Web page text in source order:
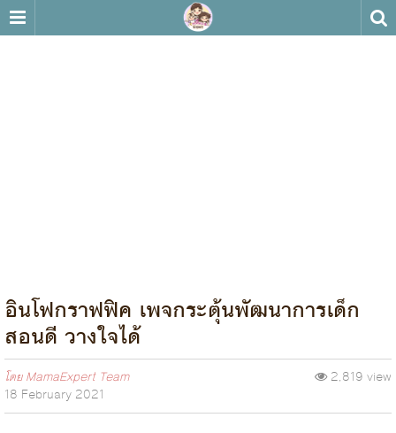
อินโฟกราฟฟิค เพจกระตุ้นพัฒนาการเด็ก
สอนดี วางใจได้
โดยMamaExpert Team
18 February 2021
2,819 view